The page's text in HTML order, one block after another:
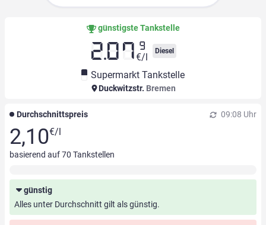
günstigste Tankstelle
2.07 9
€/l
Diesel
Supermarkt Tankstelle
Duckwitzstr. Bremen
Durchschnittspreis 09:08 Uhr
2,10€/l
basierend auf70 Tankstellen
günstig
Alles unter Durchschnitt gilt als günstig.